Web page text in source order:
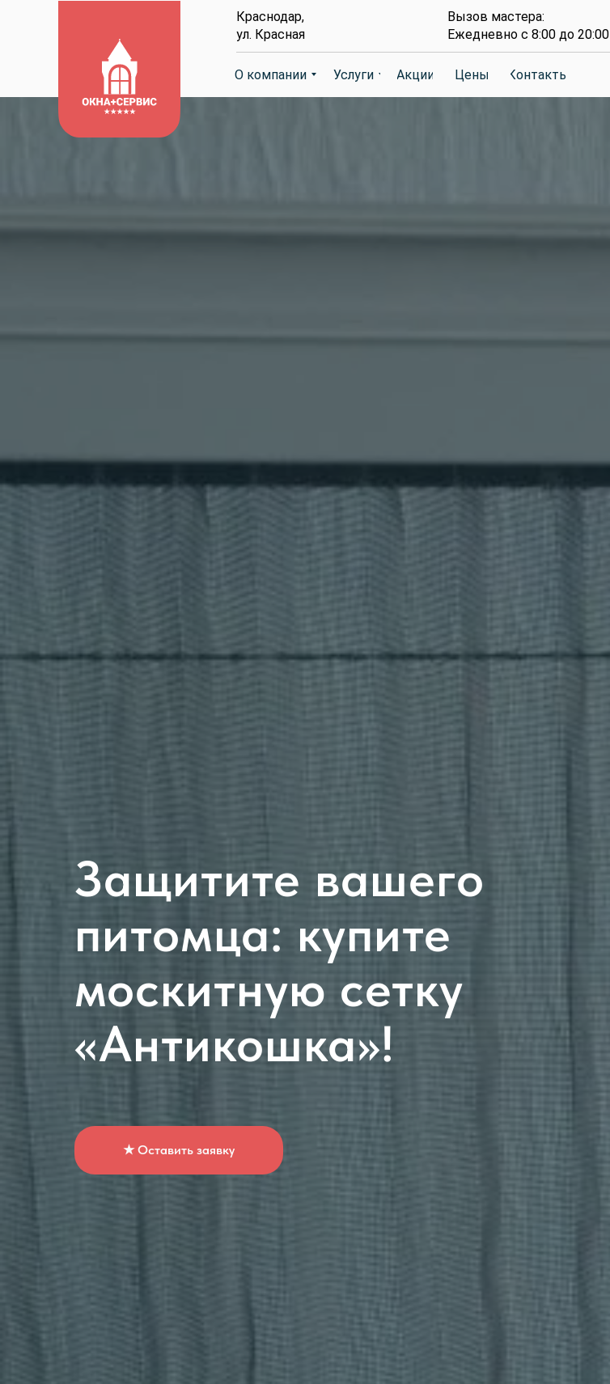
Краснодар,
ул. Красная
Вызов мастера:
Ежедневно с 8:00 до 20:00
О компании Услуги Акции Цены Контакты
О компании Услуги Акции Цены Контакты
Защитите вашего
питомца: купите
москитную сетку
«Антикошка»!
★ Оставить заявку